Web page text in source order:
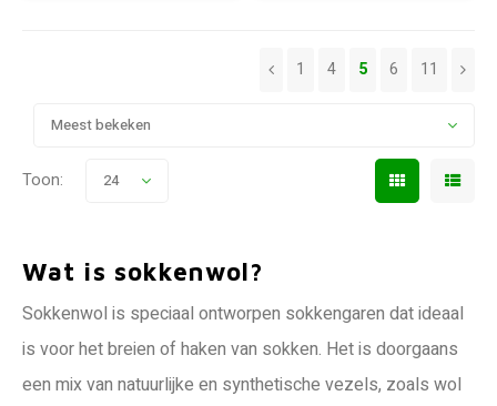
Meest bekeken
1 4 5 6 11
Toon: 24
Wat is sokkenwol?
Sokkenwol is speciaal ontworpen sokkengaren dat ideaal
is voor het breien of haken van sokken. Het is doorgaans
een mix van natuurlijke en synthetische vezels, zoals wol